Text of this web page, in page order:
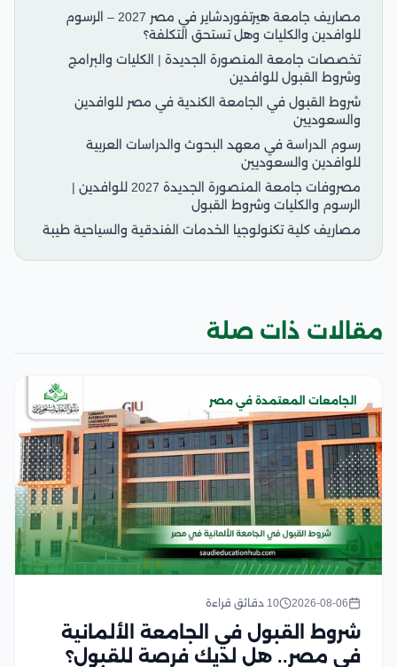
مصاريف جامعة هيرتفوردشاير في مصر 2027 – الرسوم
للوافدين والكليات وهل تستحق التكلفة؟
تخصصات جامعة المنصورة الجديدة | الكليات والبرامج
وشروط القبول للوافدين
شروط القبول في الجامعة الكندية في مصر للوافدين
والسعوديين
رسوم الدراسة في معهد البحوث والدراسات العربية
للوافدين والسعوديين
مصروفات جامعة المنصورة الجديدة 2027 للوافدين |
الرسوم والكليات وشروط القبول
مصاريف كلية تكنولوجيا الخدمات الفندقية والسياحية طيبة
مقالات ذات صلة
الجامعات المعتمدة في مصر
2026-08-06 10 دقائق قراءة
شروط القبول في الجامعة الألمانية
في مصر.. هل لديك فرصة للقبول؟